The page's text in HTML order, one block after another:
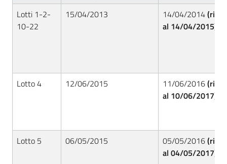
Lotti 1-2-
10-22
15/04/2013 14/04/2014
al 14/04/2015)
Lotto 4 12/06/2015 11/06/2016
al 10/06/2017)
Lotto 5 06/05/2015 05/05/2016
al 04/05/2017)